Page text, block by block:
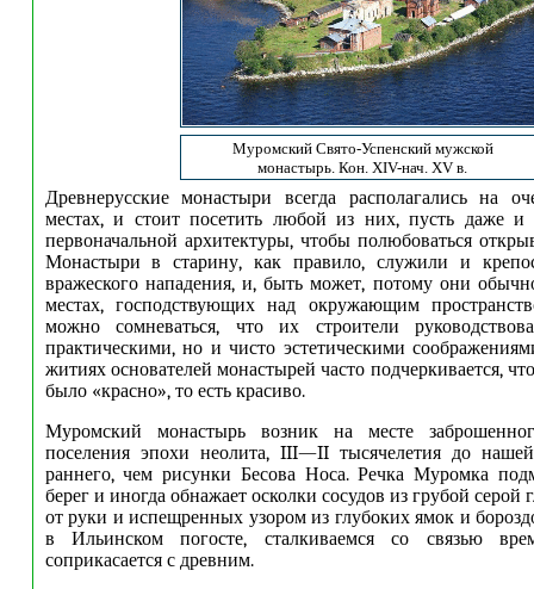
Муромский Свято-Успенский мужской
монастырь. Кон. XIV-нач. XV в.
Древнерусские монастыри всегда располагались на
местах, и стоит посетить любой из них, пусть даже
первоначальной архитектуры, чтобы полюбоваться
Монастыри в старину, как правило, служили и
вражеского нападения, и, быть может, потому они
местах, господствующих над окружающим
можно сомневаться, что их строители
практическими, но и чисто эстетическими
житиях основателей монастырей часто подчеркивается,
было «красно», то есть красиво.
Муромский монастырь возник на месте
поселения эпохи неолита, III—II ты­сячелетия до
раннего, чем рисунки Бесова Носа. Речка Муромка
берег и иногда обнажает осколки сосудов из грубой
от руки и испещренных узором из глубоких ямок и
в Ильинском погосте, сталкиваемся со связью
соприкасается с древним.